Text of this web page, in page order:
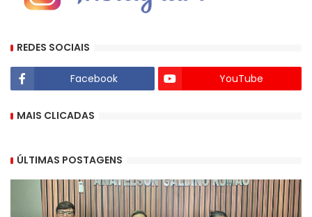
REDES SOCIAIS
Facebook YouTube
MAIS CLICADAS
ÚLTIMAS POSTAGENS